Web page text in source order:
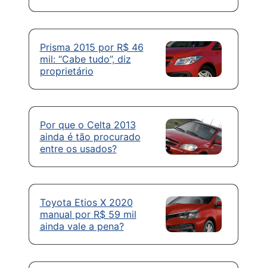
Prisma 2015 por R$ 46
mil: “Cabe tudo”, diz
proprietário
Por que o Celta 2013
ainda é tão procurado
entre os usados?
Toyota Etios X 2020
manual por R$ 59 mil
ainda vale a pena?